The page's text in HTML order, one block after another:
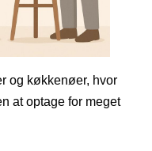
og køkkenøer, hvor
at optage for meget